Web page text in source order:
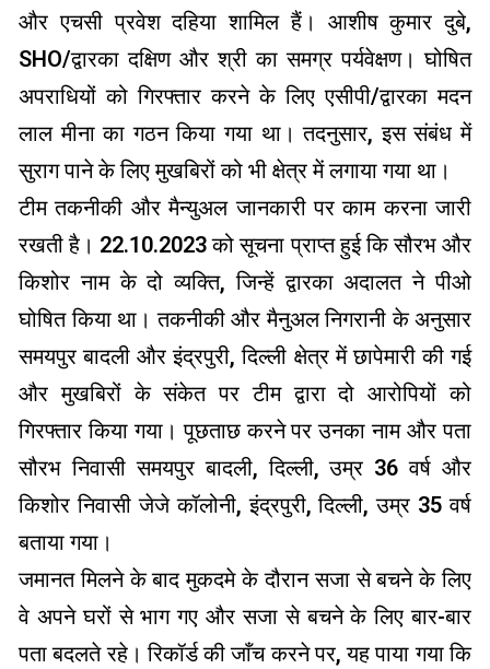
और एचसी प्रवेश दहिया शामिल हैं। आशीष कुमार दुबे,
SHO/द्वारका दक्षिण और श्री का समग्र पर्यवेक्षण। घोषित
अपराधियों को गिरफ्तार करने के लिए एसीपी/द्वारका मदन
लाल मीना का गठन किया गया था। तदनुसार, इस संबंध में
सुराग पाने के लिए मुखबिरों को भी क्षेत्र में लगाया गया था।
टीम तकनीकी और मैन्युअल जानकारी पर काम करना जारी
रखती है। 22.10.2023 को सूचना प्राप्त हुई कि सौरभ और
किशोर नाम के दो व्यक्ति, जिन्हें द्वारका अदालत ने पीओ
घोषित किया था। तकनीकी और मैनुअल निगरानी के अनुसार
समयपुर बादली और इंद्रपुरी, दिल्ली क्षेत्र में छापेमारी की गई
और मुखबिरों के संकेत पर टीम द्वारा दो आरोपियों को
गिरफ्तार किया गया। पूछताछ करने पर उनका नाम और पता
सौरभ निवासी समयपुर बादली, दिल्ली, उम्र 36 वर्ष और
किशोर निवासी जेजे कॉलोनी, इंद्रपुरी, दिल्ली, उम्र 35 वर्ष
बताया गया।
जमानत मिलने के बाद मुकदमे के दौरान सजा से बचने के लिए
वे अपने घरों से भाग गए और सजा से बचने के लिए बार-बार
पता बदलते रहे। रिकॉर्ड की जाँच करने पर, यह पाया गया कि